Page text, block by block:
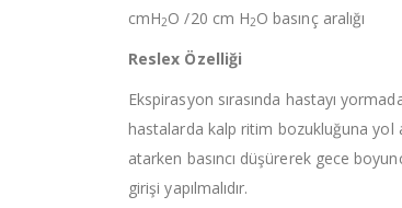
cmH2O /20 cm H2O basınç aralığı
Reslex Özelliği
Ekspirasyon sırasında hastayı
hastalarda kalp ritim bozukluğuna yol
atarken basıncı düşürerek gece
girişi yapılmalıdır.